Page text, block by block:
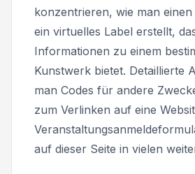
konzentrieren, wie man
ein virtuelles Label erstellt,
Informationen zu einem
Kunstwerk bietet. Detaillierte
man Codes für andere
zum Verlinken auf eine
auf dieser Seite in vielen